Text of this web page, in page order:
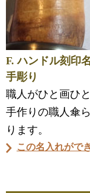
F. ハンドル刻印
手彫り
職人がひと画ひ
手作りの職人傘
ります。
この名入れがで